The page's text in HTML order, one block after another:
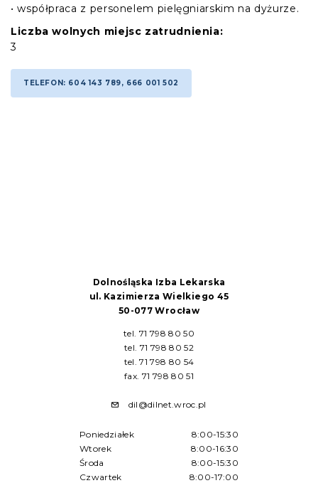
• współpraca z personelem pielęgniarskim na dyżurze.
Liczba wolnych miejsc zatrudnienia:
3
TELEFON: 604 143 789, 666 001 502
Dolnośląska Izba Lekarska
ul. Kazimierza Wielkiego 45
50-077 Wrocław
tel. 71 798 80 50
tel. 71 798 80 52
tel. 71 798 80 54
fax. 71 798 80 51
dil@dilnet.wroc.pl
Poniedziałek
8:00-15:30
Wtorek
8:00-16:30
Środa
8:00-15:30
Czwartek
8:00-17:00